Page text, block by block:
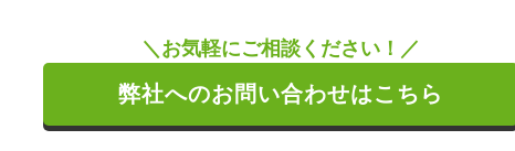
＼お気軽にご相談ください！／
弊社へのお問い合わせはこちら